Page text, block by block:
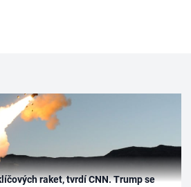
raket, tvrdí CNN. Trump se